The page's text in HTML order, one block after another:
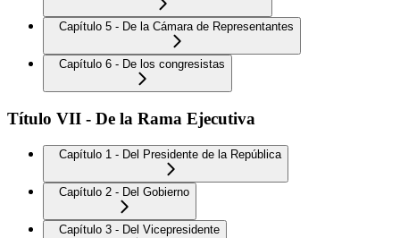
Capítulo 5 - De la Cámara de Representantes
Capítulo 6 - De los congresistas
Título VII - De la Rama Ejecutiva
Capítulo 1 - Del Presidente de la República
Capítulo 2 - Del Gobierno
Capítulo 3 - Del Vicepresidente